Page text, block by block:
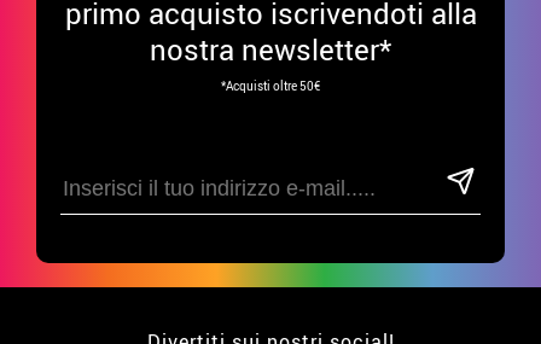
primo acquisto iscrivendoti alla
nostra newsletter*
*Acquisti oltre 50€